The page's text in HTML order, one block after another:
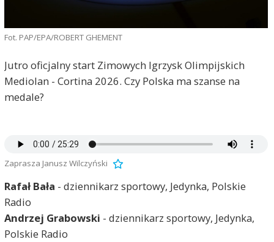
Fot. PAP/EPA/ROBERT GHEMENT
Jutro oficjalny start Zimowych Igrzysk Olimpijskich
Mediolan - Cortina 2026. Czy Polska ma szanse na
medale?
Zaprasza Janusz Wilczyński
Rafał Bała - dziennikarz sportowy, Jedynka, Polskie
Radio
Andrzej Grabowski - dziennikarz sportowy, Jedynka,
Polskie Radio